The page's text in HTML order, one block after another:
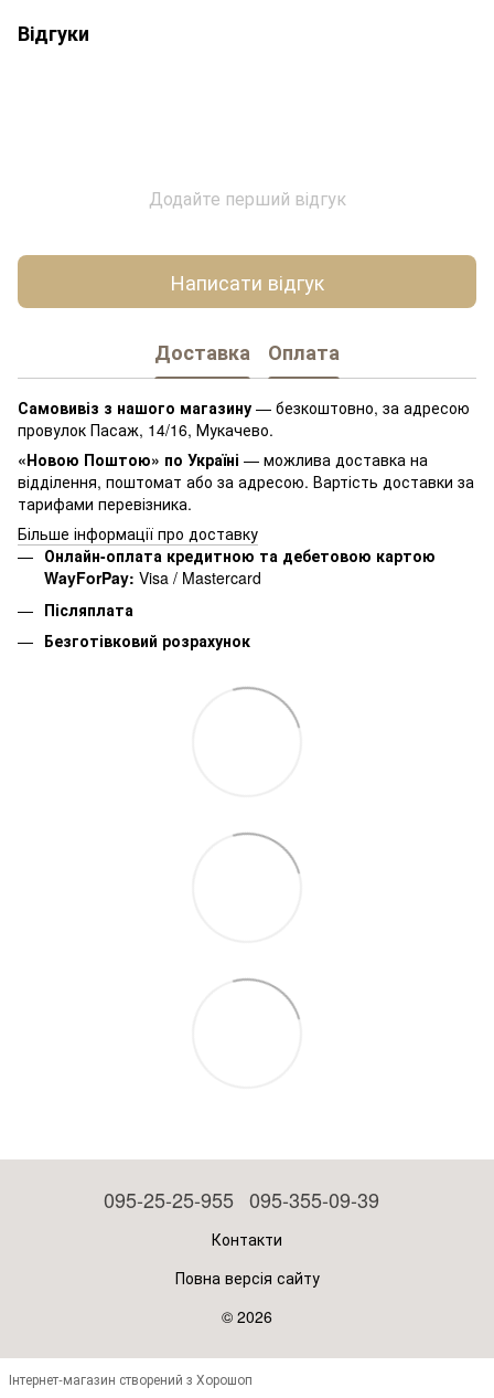
Відгуки
Додайте перший відгук
Написати відгук
Доставка Оплата
Самовивіз з нашого магазину — безкоштовно, за адресою
провулок Пасаж, 14/16, Мукачево.
«Новою Поштою» по Україні — можлива доставка на
відділення, поштомат або за адресою. Вартість доставки за
тарифами перевізника.
Більше інформації про доставку
Онлайн-оплата кредитною та дебетовою картою
WayForPay: Visa / Mastercard
Післяплата
Безготівковий розрахунок
095-25-25-955 095-355-09-39
Контакти
Повна версія сайту
© 2026
Інтернет-магазин створений з Хорошоп